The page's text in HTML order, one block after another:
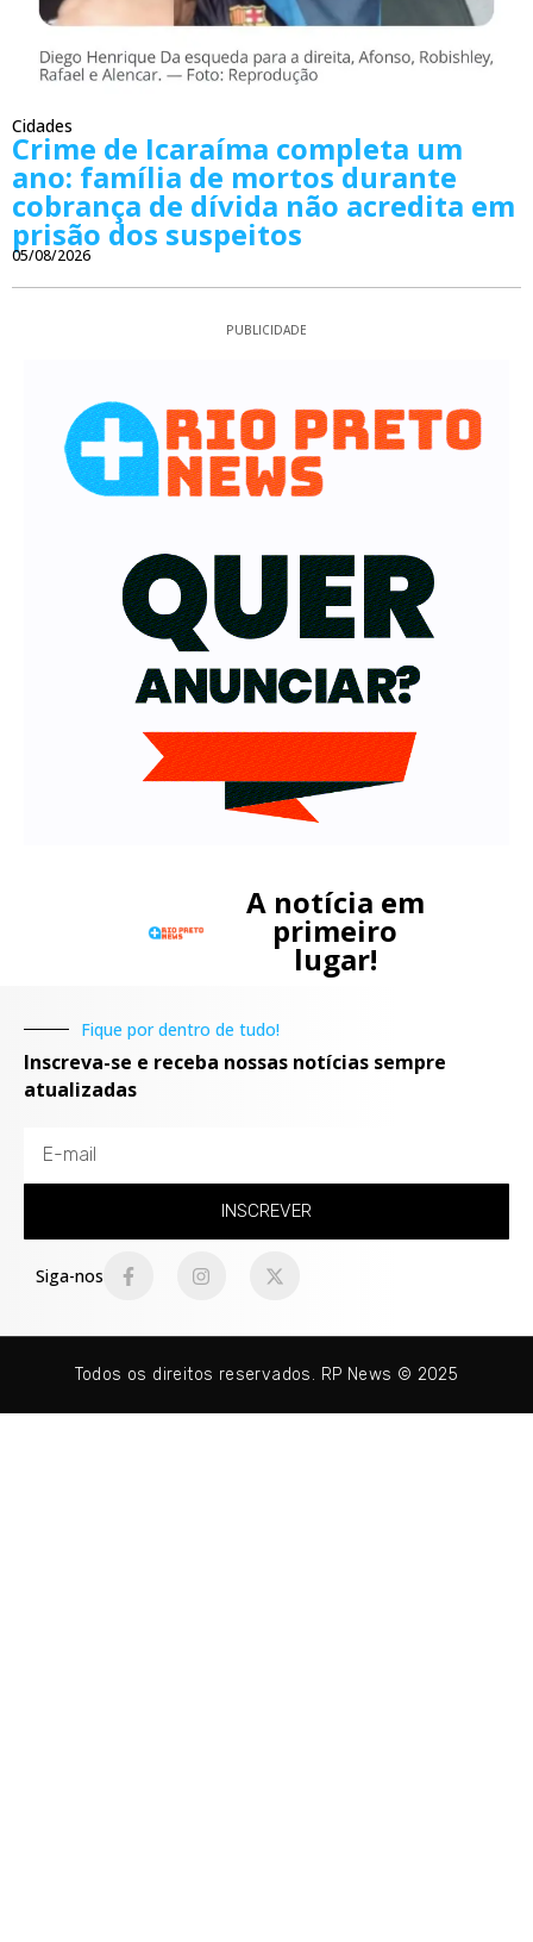
Cidades
Crime de Icaraíma completa um
ano: família de mortos durante
cobrança de dívida não acredita em
prisão dos suspeitos
05/08/2026
PUBLICIDADE
A notícia em
primeiro
lugar!
Fique por dentro de tudo!
Inscreva-se e receba nossas notícias sempre
atualizadas
INSCREVER
Siga-nos
Todos os direitos reservados. RP News © 2025